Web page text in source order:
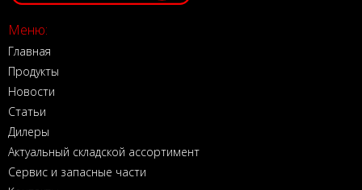
Меню:
Главная
Продукты
Новости
Статьи
Дилеры
Актуальный складской ассортимент
Сервис и запасные части